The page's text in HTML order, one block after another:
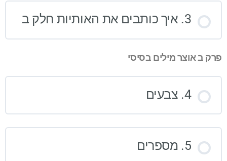
3. איך כותבים את האותיות חלק ב
פרק ב אוצר מילים בסיסי
4. צבעים
5. מספרים